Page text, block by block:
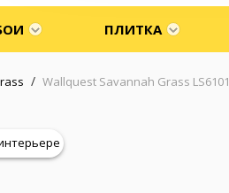
ПЛИТКА
/ Wallquest Savannah Grass